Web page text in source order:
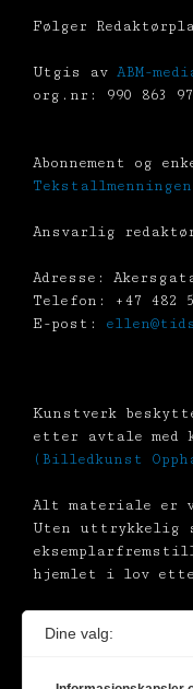
Følger
Utgis av ABM-
org.nr: 990 863
Abonnement og
Tekstallmenningen
Ansvarlig
Adresse:
Telefon: +47 482
E-post:
Kunstverk
etter avtale med
(Billedkunst
Alt materiale er
Uten uttrykkelig
hjemlet i lov
Dine valg: